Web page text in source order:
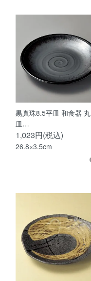
黒真珠8.5平皿 和食器 丸
皿…
1,023円(税込)
26.8×3.5cm